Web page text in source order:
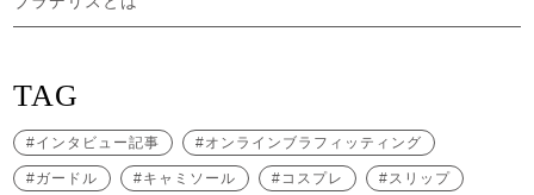
TAG
インタビュー記事 オンラインブラフィッティング
ガードル キャミソール コスプレ スリップ